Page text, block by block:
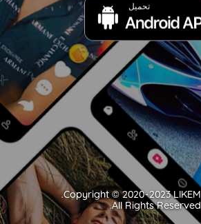
تحميل
Copyright ©️ 2020-2023 LIKEME PTE. LTD.
All Rights Reserved.